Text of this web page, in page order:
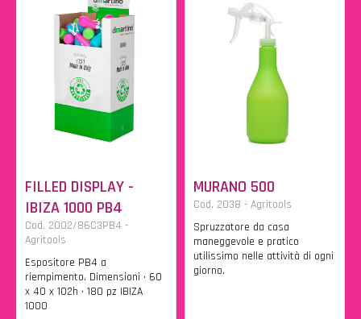
FILLED DISPLAY -
IBIZA 1000 PB4
Cod. 2002/86C3PB4 -
Agritools
Espositore PB4 a
riempimento. Dimensioni • 60
x 40 x 102h • 180 pz IBIZA
1000
MURANO 500
Cod. 2038 - Agritools
Spruzzatore da casa
maneggevole e pratico
utilissimo nelle attività di ogni
giorno.